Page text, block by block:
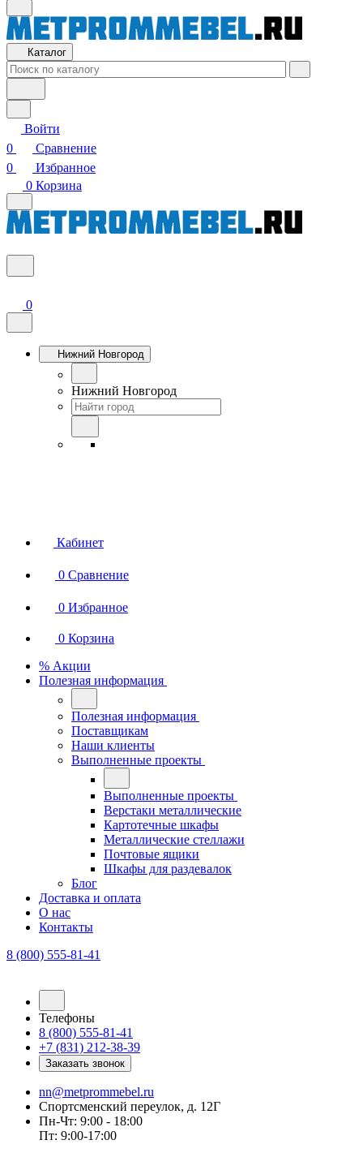
Каталог
Войти
0
Сравнение
0
Избранное
0 Корзина
0
Нижний Новгород
Нижний Новгород
Кабинет
0 Сравнение
0 Избранное
0 Корзина
% Акции
Полезная информация
Полезная информация
Поставщикам
Наши клиенты
Выполненные проекты
Выполненные проекты
Верстаки металлические
Картотечные шкафы
Металлические стеллажи
Почтовые ящики
Шкафы для раздевалок
Блог
Доставка и оплата
О нас
Контакты
8 (800) 555-81-41
Телефоны
8 (800) 555-81-41
+7 (831) 212-38-39
Заказать звонок
nn@metprommebel.ru
Спортсменский переулок, д. 12Г
Пн-Чт: 9:00 - 18:00
Пт: 9:00-17:00